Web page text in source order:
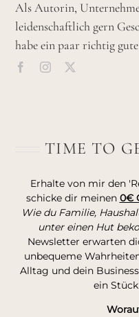
Als Autorin,
leidenschaftlich gern
habe ein paar richtig
TIME TO
Erhalte von mir den
schicke dir meinen 0€
Wie du Familie,
unter einen Hut
Newsletter erwarten
unbequeme
Alltag und dein
ein